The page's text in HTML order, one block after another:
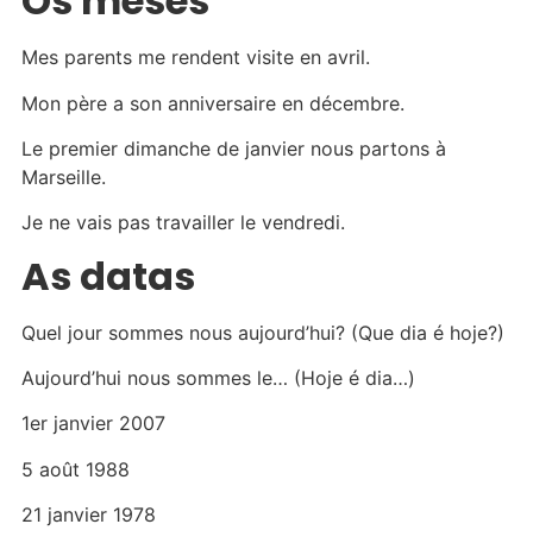
Mes parents me rendent visite en avril.
Mon père a son anniversaire en décembre.
Le premier dimanche de janvier nous partons à
Marseille.
Je ne vais pas travailler le vendredi.
As datas
Quel jour sommes nous aujourd’hui? (Que dia é hoje?)
Aujourd’hui nous sommes le… (Hoje é dia…)
1er janvier 2007
5 août 1988
21 janvier 1978